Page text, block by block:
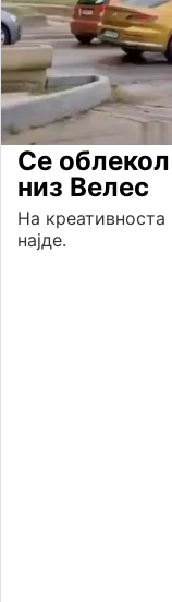
Се
низ Велес
На
најде.